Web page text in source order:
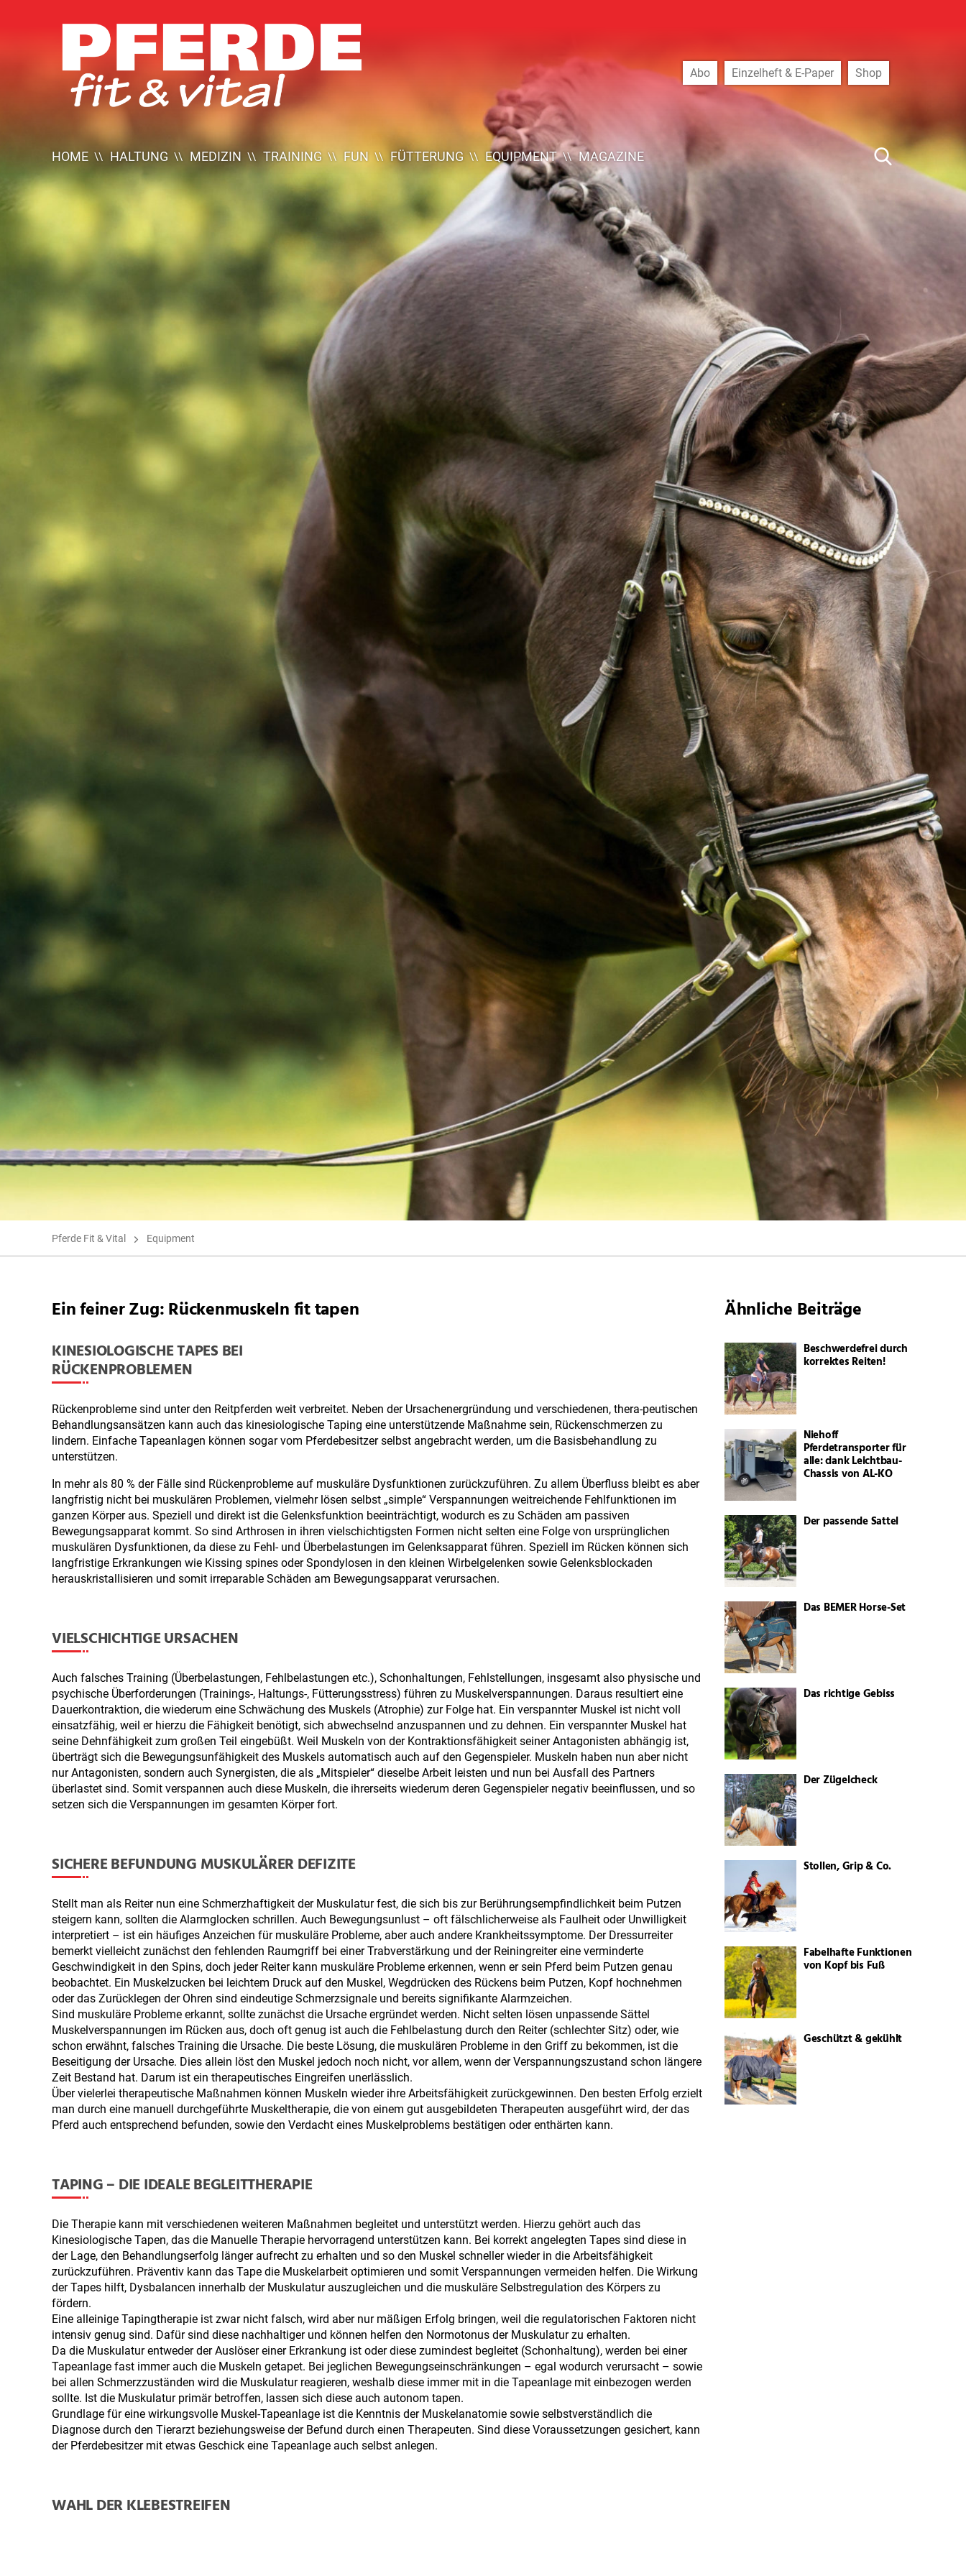
Pferde
Fit
Vital
HOME HALTUNG MEDIZIN TRAINING FUN FÜTTERUNG EQUIPMENT MAGAZINE
Abo Einzelheft & E-Paper Shop
Pferde Fit & Vital Equipment
Ein feiner Zug: Rückenmuskeln fit tapen
KINESIOLOGISCHE TAPES BEI
RÜCKENPROBLEMEN
Rückenprobleme sind unter den Reitpferden weit verbreitet. Neben der Ursachenergründung und verschiedenen, thera-peutischen
Behandlungsansätzen kann auch das kinesiologische Taping eine unterstützende Maßnahme sein, Rückenschmerzen zu
lindern. Einfache Tapeanlagen können sogar vom Pferdebesitzer selbst angebracht werden, um die Basisbehandlung zu
unterstützen.
In mehr als 80 % der Fälle sind Rückenprobleme auf muskuläre Dysfunktionen zurückzuführen. Zu allem Überfluss bleibt es aber
langfristig nicht bei muskulären Problemen, vielmehr lösen selbst „simple“ Verspannungen weitreichende Fehlfunktionen im
ganzen Körper aus. Speziell und direkt ist die Gelenksfunktion beeinträchtigt, wodurch es zu Schäden am passiven
Bewegungsapparat kommt. So sind Arthrosen in ihren vielschichtigsten Formen nicht selten eine Folge von ursprünglichen
muskulären Dysfunktionen, da diese zu Fehl- und Überbelastungen im Gelenksapparat führen. Speziell im Rücken können sich
langfristige Erkrankungen wie Kissing spines oder Spondylosen in den kleinen Wirbelgelenken sowie Gelenksblockaden
herauskristallisieren und somit irreparable Schäden am Bewegungsapparat verursachen.
VIELSCHICHTIGE URSACHEN
Auch falsches Training (Überbelastungen, Fehlbelastungen etc.), Schonhaltungen, Fehlstellungen, insgesamt also physische und
psychische Überforderungen (Trainings-, Haltungs-, Fütterungsstress) führen zu Muskelverspannungen. Daraus resultiert eine
Dauerkontraktion, die wiederum eine Schwächung des Muskels (Atrophie) zur Folge hat. Ein verspannter Muskel ist nicht voll
einsatzfähig, weil er hierzu die Fähigkeit benötigt, sich abwechselnd anzuspannen und zu dehnen. Ein verspannter Muskel hat
seine Dehnfähigkeit zum großen Teil eingebüßt. Weil Muskeln von der Kontraktionsfähigkeit seiner Antagonisten abhängig ist,
überträgt sich die Bewegungsunfähigkeit des Muskels automatisch auch auf den Gegenspieler. Muskeln haben nun aber nicht
nur Antagonisten, sondern auch Synergisten, die als „Mitspieler“ dieselbe Arbeit leisten und nun bei Ausfall des Partners
überlastet sind. Somit verspannen auch diese Muskeln, die ihrerseits wiederum deren Gegenspieler negativ beeinflussen, und so
setzen sich die Verspannungen im gesamten Körper fort.
SICHERE BEFUNDUNG MUSKULÄRER DEFIZITE
Stellt man als Reiter nun eine Schmerzhaftigkeit der Muskulatur fest, die sich bis zur Berührungsempfindlichkeit beim Putzen
steigern kann, sollten die Alarmglocken schrillen. Auch Bewegungsunlust – oft fälschlicherweise als Faulheit oder Unwilligkeit
interpretiert – ist ein häufiges Anzeichen für muskuläre Probleme, aber auch andere Krankheitssymptome. Der Dressurreiter
bemerkt vielleicht zunächst den fehlenden Raumgriff bei einer Trabverstärkung und der Reiningreiter eine verminderte
Geschwindigkeit in den Spins, doch jeder Reiter kann muskuläre Probleme erkennen, wenn er sein Pferd beim Putzen genau
beobachtet. Ein Muskelzucken bei leichtem Druck auf den Muskel, Wegdrücken des Rückens beim Putzen, Kopf hochnehmen
oder das Zurücklegen der Ohren sind eindeutige Schmerzsignale und bereits signifikante Alarmzeichen.
Sind muskuläre Probleme erkannt, sollte zunächst die Ursache ergründet werden. Nicht selten lösen unpassende Sättel
Muskelverspannungen im Rücken aus, doch oft genug ist auch die Fehlbelastung durch den Reiter (schlechter Sitz) oder, wie
schon erwähnt, falsches Training die Ursache. Die beste Lösung, die muskulären Probleme in den Griff zu bekommen, ist die
Beseitigung der Ursache. Dies allein löst den Muskel jedoch noch nicht, vor allem, wenn der Verspannungszustand schon längere
Zeit Bestand hat. Darum ist ein therapeutisches Eingreifen unerlässlich.
Über vielerlei therapeutische Maßnahmen können Muskeln wieder ihre Arbeitsfähigkeit zurückgewinnen. Den besten Erfolg erzielt
man durch eine manuell durchgeführte Muskeltherapie, die von einem gut ausgebildeten Therapeuten ausgeführt wird, der das
Pferd auch entsprechend befunden, sowie den Verdacht eines Muskelproblems bestätigen oder enthärten kann.
TAPING – DIE IDEALE BEGLEITTHERAPIE
Die Therapie kann mit verschiedenen weiteren Maßnahmen begleitet und unterstützt werden. Hierzu gehört auch das
Kinesiologische Tapen, das die Manuelle Therapie hervorragend unterstützen kann. Bei korrekt angelegten Tapes sind diese in
der Lage, den Behandlungserfolg länger aufrecht zu erhalten und so den Muskel schneller wieder in die Arbeitsfähigkeit
zurückzuführen. Präventiv kann das Tape die Muskelarbeit optimieren und somit Verspannungen vermeiden helfen. Die Wirkung
der Tapes hilft, Dysbalancen innerhalb der Muskulatur auszugleichen und die muskuläre Selbstregulation des Körpers zu
fördern.
Eine alleinige Tapingtherapie ist zwar nicht falsch, wird aber nur mäßigen Erfolg bringen, weil die regulatorischen Faktoren nicht
intensiv genug sind. Dafür sind diese nachhaltiger und können helfen den Normotonus der Muskulatur zu erhalten.
Da die Muskulatur entweder der Auslöser einer Erkrankung ist oder diese zumindest begleitet (Schonhaltung), werden bei einer
Tapeanlage fast immer auch die Muskeln getapet. Bei jeglichen Bewegungseinschränkungen – egal wodurch verursacht – sowie
bei allen Schmerzzuständen wird die Muskulatur reagieren, weshalb diese immer mit in die Tapeanlage mit einbezogen werden
sollte. Ist die Muskulatur primär betroffen, lassen sich diese auch autonom tapen.
Grundlage für eine wirkungsvolle Muskel-Tapeanlage ist die Kenntnis der Muskelanatomie sowie selbstverständlich die
Diagnose durch den Tierarzt beziehungsweise der Befund durch einen Therapeuten. Sind diese Voraussetzungen gesichert, kann
der Pferdebesitzer mit etwas Geschick eine Tapeanlage auch selbst anlegen.
WAHL DER KLEBESTREIFEN
Ähnliche Beiträge
Beschwerdefrei durch
korrektes Reiten!
Niehoff
Pferdetransporter für
alle: dank Leichtbau-
Chassis von AL-KO
Der passende Sattel
Das BEMER Horse-Set
Das richtige Gebiss
Der Zügelcheck
Stollen, Grip & Co.
Fabelhafte Funktionen
von Kopf bis Fuß
Geschützt & gekühlt